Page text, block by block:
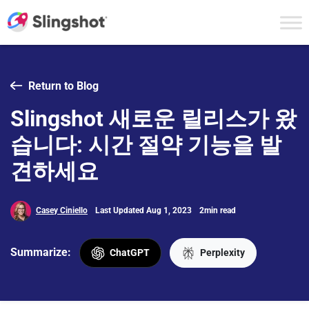
Return to Blog
Slingshot 새로운 릴리스가 왔
습니다: 시간 절약 기능을 발
견하세요
Casey Ciniello Last Updated Aug 1, 2023 2min read
Summarize: ChatGPT Perplexity